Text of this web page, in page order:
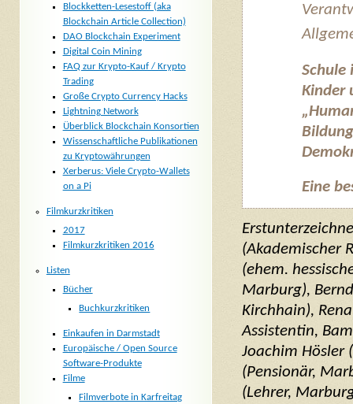
Schule
Kinder
Eine
(Akademischer
(ehem.
Marburg),
Kirchhain),
Assistentin,
Joachim Hösler
(Pensionär,
(Lehrer,
Blockketten-Lesestoff (aka
Blockchain Article Collection)
DAO Blockchain Experiment
Digital Coin Mining
FAQ zur Krypto-Kauf / Krypto
Trading
Große Crypto Currency Hacks
Lightning Network
Überblick Blockchain Konsortien
Wissenschaftliche Publikationen
zu Kryptowährungen
Xerberus: Viele Crypto-Wallets
on a Pi
Filmkurzkritiken
2017
Filmkurzkritiken 2016
Listen
Bücher
Buchkurzkritiken
Einkaufen in Darmstadt
Europäische / Open Source
Software-Produkte
Filme
Filmverbote in Karfreitag